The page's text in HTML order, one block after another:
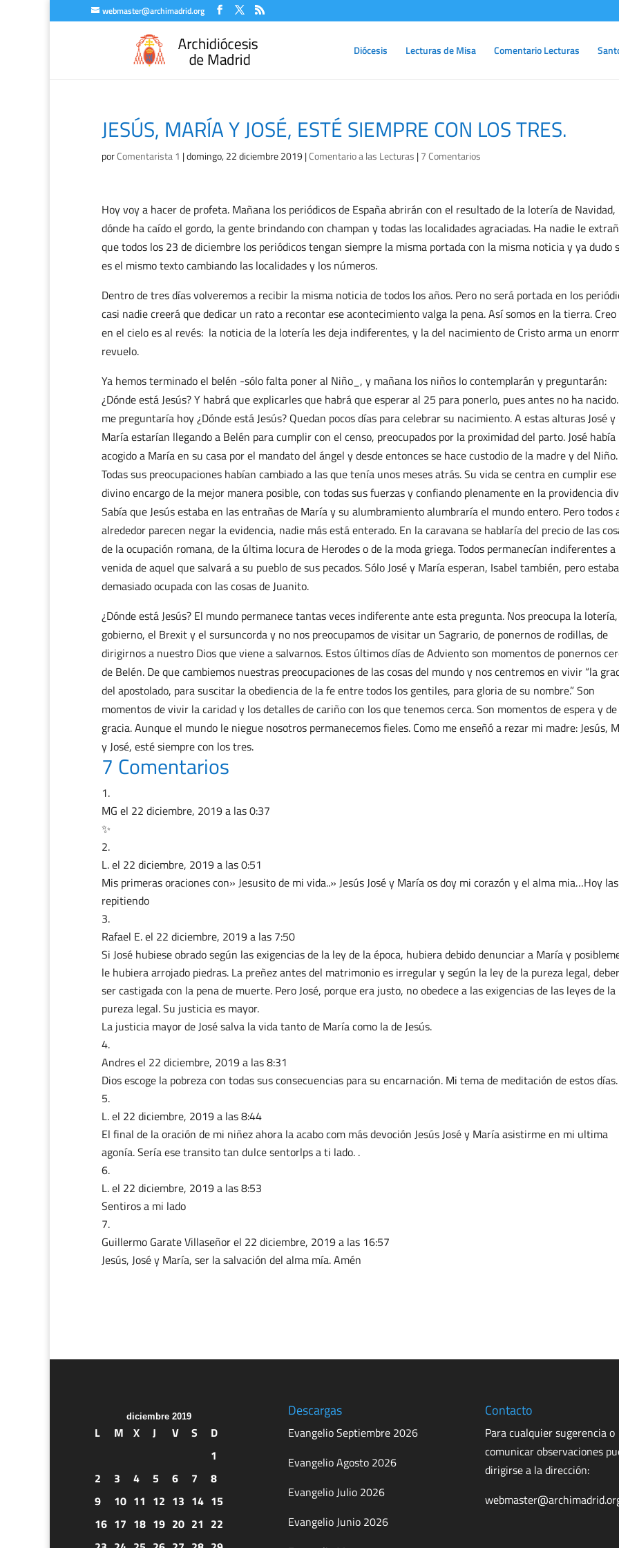
webmaster@archimadrid.org
Diócesis Lecturas de Misa Comentario Lecturas
JESÚS, MARÍA Y JOSÉ, ESTÉ SIEMPRE CON LOS TRES.
porComentarista 1 |domingo, 22 diciembre 2019|Comentario a las Lecturas |7 Comentarios
Hoy voy a hacer de profeta. Mañana los periódicos de España abrirán con el resultado de la lotería de Navidad,
dónde ha caído el gordo, la gente brindando con champan y todas las localidades agraciadas. Ha nadie le
que todos los 23 de diciembre los periódicos tengan siempre la misma portada con la misma noticia y ya dudo
es el mismo texto cambiando las localidades y los números.
Dentro de tres días volveremos a recibir la misma noticia de todos los años. Pero no será portada en los
casi nadie creerá que dedicar un rato a recontar ese acontecimiento valga la pena. Así somos en la tierra.
en el cielo es al revés: la noticia de la lotería les deja indiferentes, y la del nacimiento de Cristo arma un
revuelo.
Ya hemos terminado el belén -sólo falta poner al Niño_, y mañana los niños lo contemplarán y preguntarán:
¿Dónde está Jesús? Y habrá que explicarles que habrá que esperar al 25 para ponerlo, pues antes no ha
me preguntaría hoy ¿Dónde está Jesús? Quedan pocos días para celebrar su nacimiento. A estas alturas José y
María estarían llegando a Belén para cumplir con el censo, preocupados por la proximidad del parto. José había
acogido a María en su casa por el mandato del ángel y desde entonces se hace custodio de la madre y del Niño.
Todas sus preocupaciones habían cambiado a las que tenía unos meses atrás. Su vida se centra en cumplir ese
divino encargo de la mejor manera posible, con todas sus fuerzas y confiando plenamente en la providencia
Sabía que Jesús estaba en las entrañas de María y su alumbramiento alumbraría el mundo entero. Pero todos
alrededor parecen negar la evidencia, nadie más está enterado. En la caravana se hablaría del precio de las
de la ocupación romana, de la última locura de Herodes o de la moda griega. Todos permanecían indiferentes a
venida de aquel que salvará a su pueblo de sus pecados. Sólo José y María esperan, Isabel también, pero estaba
demasiado ocupada con las cosas de Juanito.
¿Dónde está Jesús? El mundo permanece tantas veces indiferente ante esta pregunta. Nos preocupa la
gobierno, el Brexit y el sursuncorda y no nos preocupamos de visitar un Sagrario, de ponernos de rodillas, de
dirigirnos a nuestro Dios que viene a salvarnos. Estos últimos días de Adviento son momentos de ponernos
de Belén. De que cambiemos nuestras preocupaciones de las cosas del mundo y nos centremos en vivir “la
del apostolado, para suscitar la obediencia de la fe entre todos los gentiles, para gloria de su nombre.” Son
momentos de vivir la caridad y los detalles de cariño con los que tenemos cerca. Son momentos de espera y de
gracia. Aunque el mundo le niegue nosotros permanecemos fieles. Como me enseñó a rezar mi madre: Jesús,
y José, esté siempre con los tres.
7 Comentarios
MG el 22 diciembre, 2019 a las 0:37
✨
L.el 22 diciembre, 2019 a las 0:51
Mis primeras oraciones con» Jesusito de mi vida..» Jesús José y María os doy mi corazón y el alma mia…Hoy
repitiendo
Rafael E.el 22 diciembre, 2019 a las 7:50
Si José hubiese obrado según las exigencias de la ley de la época, hubiera debido denunciar a María y
le hubiera arrojado piedras. La preñez antes del matrimonio es irregular y según la ley de la pureza legal,
ser castigada con la pena de muerte. Pero José, porque era justo, no obedece a las exigencias de las leyes de la
pureza legal. Su justicia es mayor.
La justicia mayor de José salva la vida tanto de María como la de Jesús.
Andresel 22 diciembre, 2019 a las 8:31
Dios escoge la pobreza con todas sus consecuencias para su encarnación. Mi tema de meditación de estos días.
L.el 22 diciembre, 2019 a las 8:44
El final de la oración de mi niñez ahora la acabo com más devoción Jesús José y María asistirme en mi ultima
agonía. Sería ese transito tan dulce sentorlps a ti lado. .
L.el 22 diciembre, 2019 a las 8:53
Sentiros a mi lado
Guillermo Garate Villaseñorel 22 diciembre, 2019 a las 16:57
Jesús, José y María, ser la salvación del alma mía. Amén
diciembre 2019
L M X J V S
D
1
2
3 4 5 6 7
8
9
10 11 12 13 14 15
16 17 18 19 20 21 22
Descargas
Evangelio Septiembre 2026
Evangelio Agosto 2026
Evangelio Julio 2026
Evangelio Junio 2026
Contacto
Para cualquier sugerencia o
comunicar observaciones
dirigirse a la dirección: